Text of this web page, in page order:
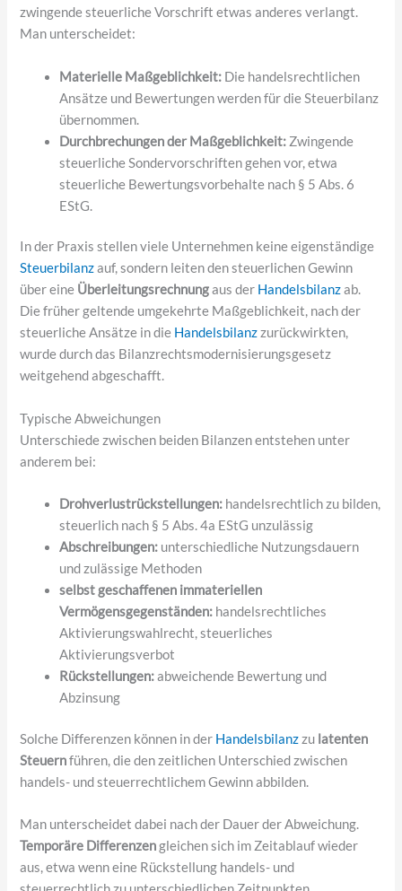
zwingende steuerliche Vorschrift etwas anderes verlangt.
Man unterscheidet:
Materielle Maßgeblichkeit: Die handelsrechtlichen
Ansätze und Bewertungen werden für die Steuerbilanz
übernommen.
Durchbrechungen der Maßgeblichkeit: Zwingende
steuerliche Sondervorschriften gehen vor, etwa
steuerliche Bewertungsvorbehalte nach § 5 Abs. 6
EStG.
In der Praxis stellen viele Unternehmen keine eigenständige
Steuerbilanzauf, sondern leiten den steuerlichen Gewinn
über eine Überleitungsrechnungaus der Handelsbilanzab.
Die früher geltende umgekehrte Maßgeblichkeit, nach der
steuerliche Ansätze in die Handelsbilanzzurückwirkten,
wurde durch das Bilanzrechtsmodernisierungsgesetz
weitgehend abgeschafft.
Typische Abweichungen
Unterschiede zwischen beiden Bilanzen entstehen unter
anderem bei:
Drohverlustrückstellungen: handelsrechtlich zu bilden,
steuerlich nach § 5 Abs. 4a EStG unzulässig
Abschreibungen: unterschiedliche Nutzungsdauern
und zulässige Methoden
selbst geschaffenen immateriellen
Vermögensgegenständen: handelsrechtliches
Aktivierungswahlrecht, steuerliches
Aktivierungsverbot
Rückstellungen:abweichende Bewertung und
Abzinsung
Solche Differenzen können in der Handelsbilanzzu latenten
Steuernführen, die den zeitlichen Unterschied zwischen
handels- und steuerrechtlichem Gewinn abbilden.
Man unterscheidet dabei nach der Dauer der Abweichung.
Temporäre Differenzengleichen sich im Zeitablauf wieder
aus, etwa wenn eine Rückstellung handels- und